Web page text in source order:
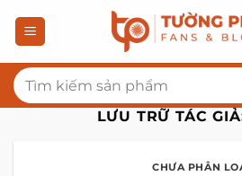
qua
dung
Tìm
kiếm:
LƯU TRỮ TÁC
CHƯA PHÂN